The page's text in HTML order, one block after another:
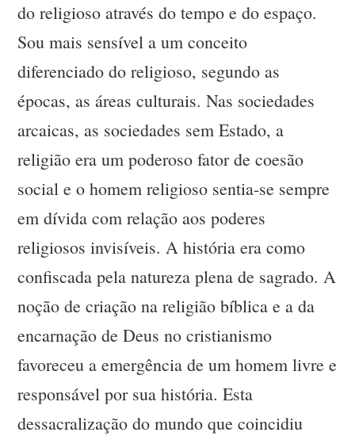
do religioso através do tempo e do espaço.
Sou mais sensível a um conceito
diferenciado do religioso, segundo as
épocas, as áreas culturais. Nas sociedades
arcaicas, as sociedades sem Estado, a
religião era um poderoso fator de coesão
social e o homem religioso sentia-se sempre
em dívida com relação aos poderes
religiosos invisíveis. A história era como
confiscada pela natureza plena de sagrado. A
noção de criação na religião bíblica e a da
encarnação de Deus no cristianismo
favoreceu a emergência de um homem livre e
responsável por sua história. Esta
dessacralização do mundo que coincidiu